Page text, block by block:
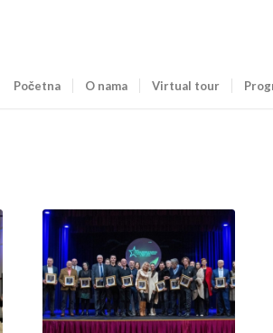
Početna O nama Virtual tour